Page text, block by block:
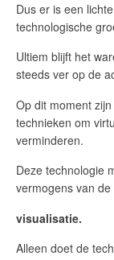
Dus er is een
technologische
Ultiem blijft het
steeds ver op de
Op dit moment
technieken om
verminderen.
Deze technologie
vermogens van
visualisatie.
Alleen doet de